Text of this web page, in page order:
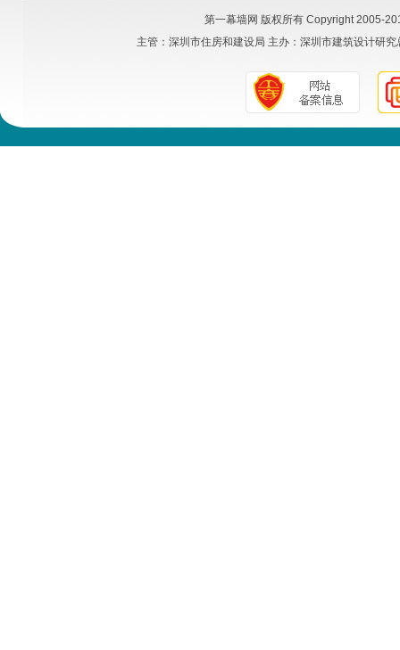
第一幕墙网 版权所有 Copyright 2005-
主管：深圳市住房和建设局 主办：深圳市建筑设计研